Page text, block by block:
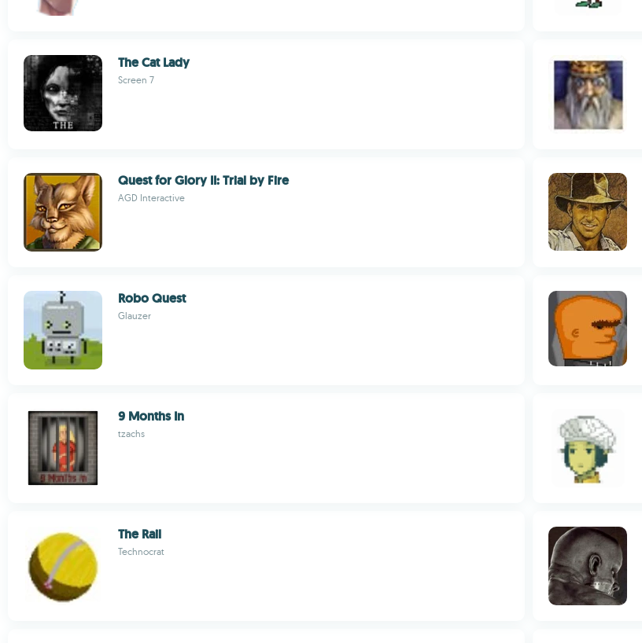
The Cat Lady
Screen 7
Quest for Glory II: Trial by Fire
AGD Interactive
Robo Quest
Glauzer
9 Months In
tzachs
The Rail
Technocrat